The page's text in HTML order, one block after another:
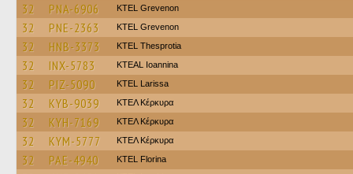
32 PNA-6906 ΚΤΕL Grevenon
32 PNE-2363 ΚΤΕL Grevenon
32 HNB-3373 KTEL Thesprotia
32 INX-5783 KTEAL Ioannina
32 PIZ-5090 KTEL Larissa
32 KYB-9039 ΚΤΕΛ Κέρκυρα
32 KYH-7169 ΚΤΕΛ Κέρκυρα
32 KYM-5777 ΚΤΕΛ Κέρκυρα
32 PAE-4940 KTEL Florina